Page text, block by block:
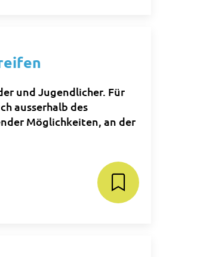
und Jugendlicher. Für
ausserhalb des
Möglichkeiten, an der